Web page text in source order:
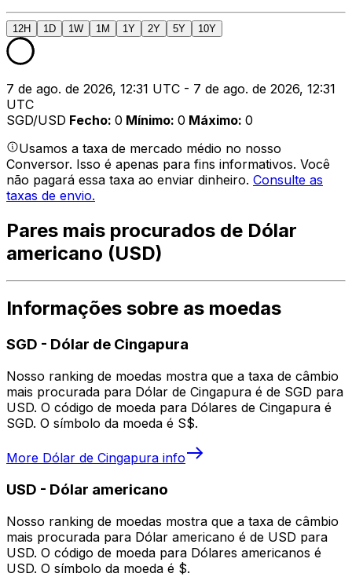
12H 1D 1W 1M 1Y 2Y 5Y 10Y
7 de ago. de 2026, 12:31 UTC - 7 de ago. de 2026, 12:31
UTC
SGD/USD Fecho: 0 Mínimo: 0 Máximo: 0
Usamos a taxa de mercado médio no nosso
Conversor. Isso é apenas para fins informativos. Você
não pagará essa taxa ao enviar dinheiro. Consulte as
taxas de envio.
Pares mais procurados de Dólar
americano (USD)
Informações sobre as moedas
SGD - Dólar de Cingapura
Nosso ranking de moedas mostra que a taxa de câmbio
mais procurada para Dólar de Cingapura é de SGD para
USD. O código de moeda para Dólares de Cingapura é
SGD. O símbolo da moeda é S$.
More Dólar de Cingapura info
USD - Dólar americano
Nosso ranking de moedas mostra que a taxa de câmbio
mais procurada para Dólar americano é de USD para
USD. O código de moeda para Dólares americanos é
USD. O símbolo da moeda é $.